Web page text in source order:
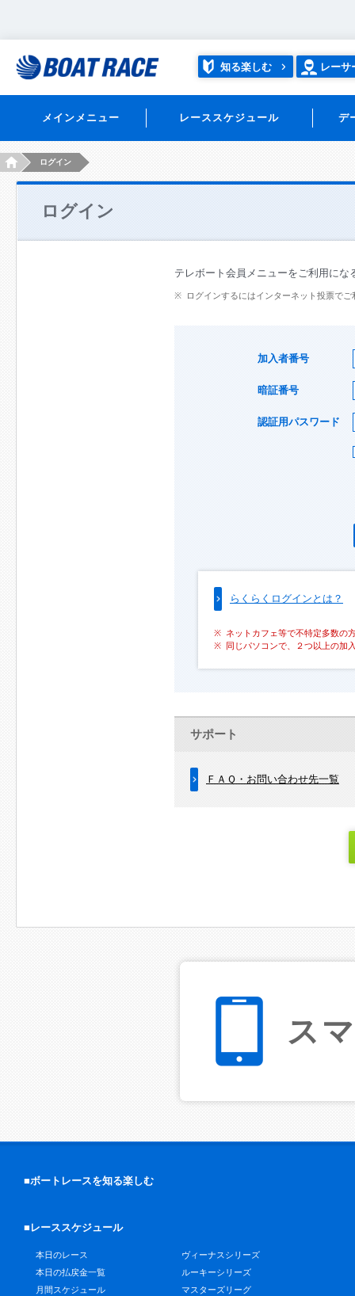
知る楽しむ レーサ
メインメニュー レーススケジュール デ
HOMEログイン
ログイン
テレボート会員メニューをご利用にな
ログインするにはインターネット投票で
加入者番号
暗証番号
認証用パスワード
らくらくログインとは？
ネットカフェ等で不特定多数の
同じパソコンで、２つ以上の加
サポート
ＦＡＱ・お問い合わせ先一覧
ス
■ボートレースを知る楽しむ
■レーススケジュール
本日のレース
本日の払戻金一覧
月間スケジュール
ヴィーナスシリーズ
ルーキーシリーズ
マスターズリーグ